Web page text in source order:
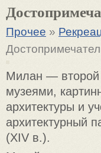
Прочее »
Милан — второй
музеями,
архитектуры и
архитектурный
(XIV в.).